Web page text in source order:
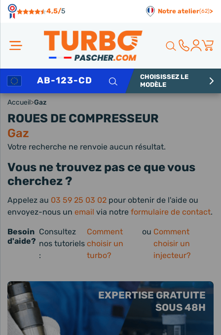
4,5/5 Notre atelier(62)>
Rechercher
CHOISISSEZ LE
MODÈLE
Accueil>Gaz
ROUES DE COMPRESSEUR
Gaz
EXPERTISE GRATUITE
SOUS 48H
Votre recherche ne renvoie aucun résultat.
Vous ne trouvez pas ce que vous
cherchez ?
Appelez au 03 59 25 03 02 pour obtenir de l'aide ou
envoyez-nous un email via notre formulaire de contact.
Besoin
d'aide?
Consultez
nos tutoriels
:
Comment
choisir un
turbo?
ou Comment
choisir un
injecteur?
Panneau de gestion des cookies